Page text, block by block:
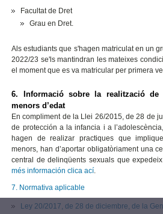
Facultat de Dret
Grau en Dret.
Als estudiants que s'hagen matriculat en un
2022/23 se'ls mantindran les mateixes
el moment que es va matricular per primera
6. Informació sobre la realització de
menors d’edat
En compliment de la Llei 26/2015, de 28 de
de protección a la infancia i a
hagen de realizar practiques que
menors, han d’aportar obligatòriament una
central de delinqüents sexuals que
més información clica ací.
7. Normativa aplicable
Ley 20/2017, de 28 de diciembre, de la